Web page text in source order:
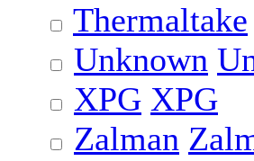
Thermaltake
Unknown
XPG XPG
Zalman